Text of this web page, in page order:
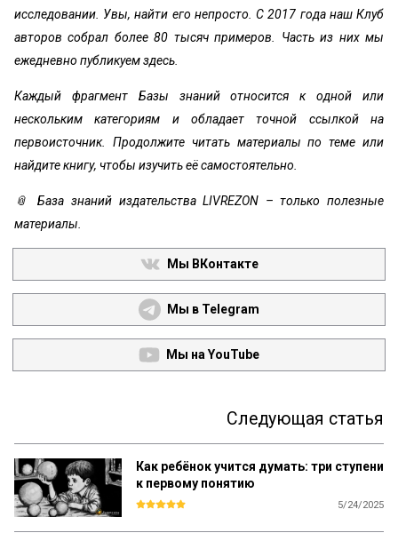
исследовании. Увы, найти его непросто. С 2017 года наш Клуб
авторов собрал более 80 тысяч примеров. Часть из них мы
ежедневно публикуем здесь.
Каждый фрагмент Базы знаний относится к одной или
нескольким категориям и обладает точной ссылкой на
первоисточник. Продолжите читать материалы по теме или
найдите книгу, чтобы изучить её самостоятельно.
📎 База знаний издательства LIVREZON – только полезные
материалы.
Мы ВКонтакте
Мы в Telegram
Мы на YouTube
Следующая статья
Как ребёнок учится думать: три ступени
к первому понятию
5/24/2025